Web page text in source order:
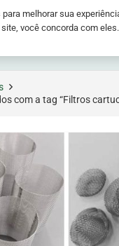
com a tag “Filtros
melhorar sua
você concorda com eles.